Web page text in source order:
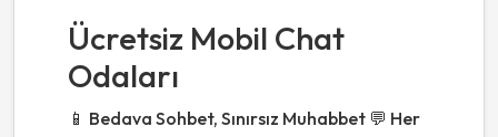
Ücretsiz Mobil Chat
Odaları
📱 Bedava Sohbet, Sınırsız Muhabbet 💬 Her